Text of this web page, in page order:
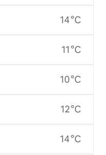
14 °C
11 °C
10 °C
12 °C
14 °C